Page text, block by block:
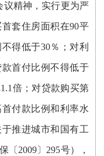
议精神，实行更为严
套住房面积在90平
得低于30％；对利
首付比例不得低于
倍；对贷款购买第
付款比例和利率水
推进城市和国有工
〔2009〕295号），